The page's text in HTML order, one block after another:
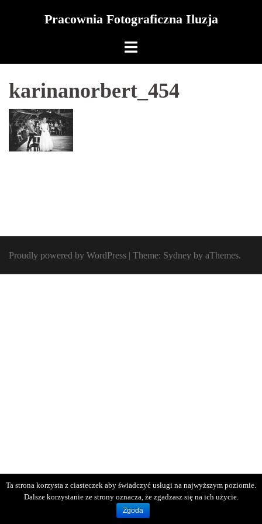
Pracownia Fotograficzna Iluzja
karinanorbert_454
Proudly powered by WordPress | Theme: Sydney by aThemes.
Ta strona korzysta z ciasteczek aby świadczyć usługi na najwyższym poziomie.
Dalsze korzystanie ze strony oznacza, że zgadzasz się na ich użycie.
Zgoda